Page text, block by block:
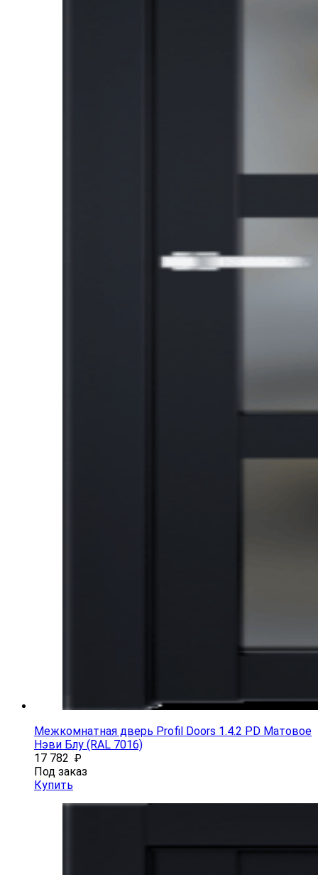
Межкомнатная дверь Profil Doors 1.4.2 PD Матовое
Нэви Блу (RAL 7016)
17 782 ₽
Под заказ
Купить